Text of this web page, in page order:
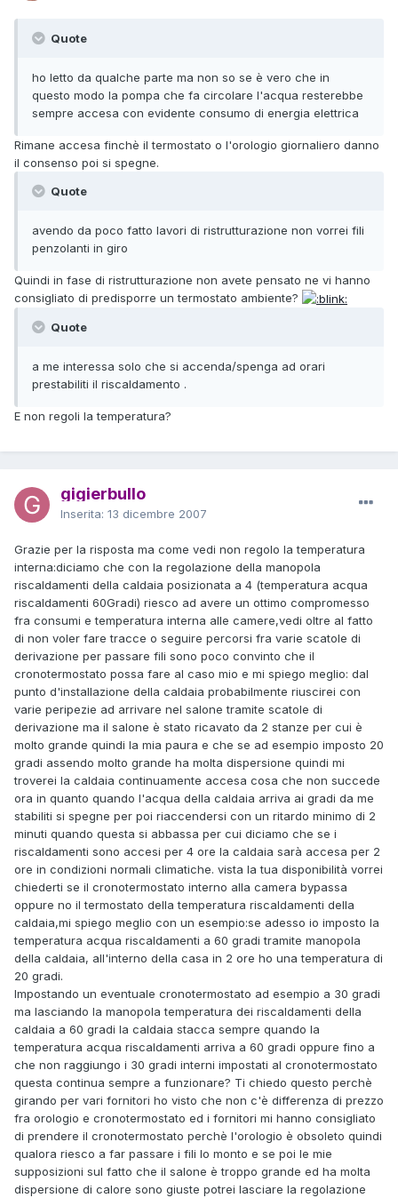
Quote
ho letto da qualche parte ma non so se è vero che in
questo modo la pompa che fa circolare l'acqua resterebbe
sempre accesa con evidente consumo di energia elettrica
Rimane accesa finchè il termostato o l'orologio giornaliero danno
il consenso poi si spegne.
Quote
avendo da poco fatto lavori di ristrutturazione non vorrei fili
penzolanti in giro
Quindi in fase di ristrutturazione non avete pensato ne vi hanno
consigliato di predisporre un termostato ambiente?
Quote
a me interessa solo che si accenda/spenga ad orari
prestabiliti il riscaldamento .
E non regoli la temperatura?
gigierbullo
Inserita: 13 dicembre 2007
Grazie per la risposta ma come vedi non regolo la temperatura
interna:diciamo che con la regolazione della manopola
riscaldamenti della caldaia posizionata a 4 (temperatura acqua
riscaldamenti 60Gradi) riesco ad avere un ottimo compromesso
fra consumi e temperatura interna alle camere,vedi oltre al fatto
di non voler fare tracce o seguire percorsi fra varie scatole di
derivazione per passare fili sono poco convinto che il
cronotermostato possa fare al caso mio e mi spiego meglio: dal
punto d'installazione della caldaia probabilmente riuscirei con
varie peripezie ad arrivare nel salone tramite scatole di
derivazione ma il salone è stato ricavato da 2 stanze per cui è
molto grande quindi la mia paura e che se ad esempio imposto 20
gradi assendo molto grande ha molta dispersione quindi mi
troverei la caldaia continuamente accesa cosa che non succede
ora in quanto quando l'acqua della caldaia arriva ai gradi da me
stabiliti si spegne per poi riaccendersi con un ritardo minimo di 2
minuti quando questa si abbassa per cui diciamo che se i
riscaldamenti sono accesi per 4 ore la caldaia sarà accesa per 2
ore in condizioni normali climatiche. vista la tua disponibilità vorrei
chiederti se il cronotermostato interno alla camera bypassa
oppure no il termostato della temperatura riscaldamenti della
caldaia,mi spiego meglio con un esempio:se adesso io imposto la
temperatura acqua riscaldamenti a 60 gradi tramite manopola
della caldaia, all'interno della casa in 2 ore ho una temperatura di
20 gradi.
Impostando un eventuale cronotermostato ad esempio a 30 gradi
ma lasciando la manopola temperatura dei riscaldamenti della
caldaia a 60 gradi la caldaia stacca sempre quando la
temperatura acqua riscaldamenti arriva a 60 gradi oppure fino a
che non raggiungo i 30 gradi interni impostati al cronotermostato
questa continua sempre a funzionare? Ti chiedo questo perchè
girando per vari fornitori ho visto che non c'è differenza di prezzo
fra orologio e cronotermostato ed i fornitori mi hanno consigliato
di prendere il cronotermostato perchè l'orologio è obsoleto quindi
qualora riesco a far passare i fili lo monto e se poi le mie
supposizioni sul fatto che il salone è troppo grande ed ha molta
dispersione di calore sono giuste potrei lasciare la regolazione